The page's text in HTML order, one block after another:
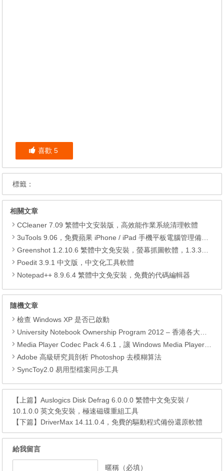
喜歡 5
標籤：
相關文章
CCleaner 7.09 繁體中文安裝版，高效能作業系統清理軟體
3uTools 9.06，免費蘋果 iPhone / iPad 手機平板電腦管理備份還原軟體
Greenshot 1.2.10.6 繁體中文免安裝，螢幕抓圖軟體，1.3.315 安裝版
Poedit 3.9.1 中文版，中文化工具軟體
Notepad++ 8.9.6.4 繁體中文免安裝，免費的代碼編輯器
隨機文章
檢查 Windows XP 是否已啟動
University Notebook Ownership Program 2012 – 香港各大學的手提電腦優惠
Media Player Codec Pack 4.6.1，讓 Windows Media Player 變成萬能播放器
Adobe 高級研究員剖析 Photoshop 去模糊算法
SyncToy2.0 易用型檔案同步工具
【上篇】Auslogics Disk Defrag 6.0.0.0 繁體中文免安裝 /
10.1.0.0 英文免安裝，極速磁碟重組工具
【下篇】 DriverMax 14.11.0.4，免費的驅動程式備份還原軟體
給我留言
暱稱（必填）